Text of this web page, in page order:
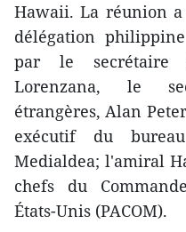
Hawaii. La réunion
délégation
par le secrétaire
Lorenzana, le
étrangères, Alan
exécutif du
Medialdea; l'amiral
chefs du
États-Unis (PACOM).